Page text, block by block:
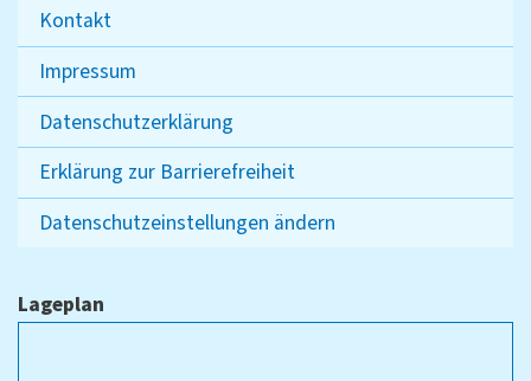
Kontakt
Impressum
Datenschutzerklärung
Erklärung zur Barrierefreiheit
Datenschutzeinstellungen ändern
Lageplan